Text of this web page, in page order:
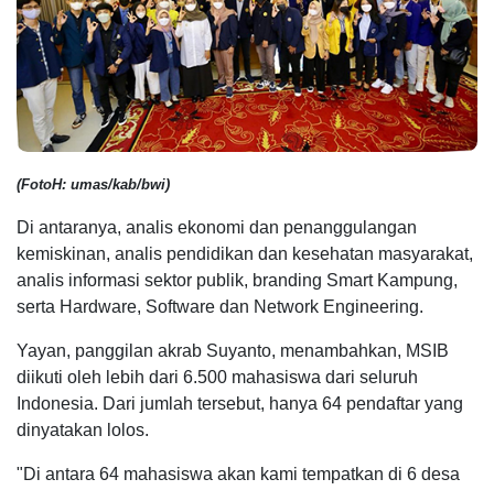
(FotoH: umas/kab/bwi)
Di antaranya, analis ekonomi dan penanggulangan
kemiskinan, analis pendidikan dan kesehatan masyarakat,
analis informasi sektor publik, branding Smart Kampung,
serta Hardware, Software dan Network Engineering.
Yayan, panggilan akrab Suyanto, menambahkan, MSIB
diikuti oleh lebih dari 6.500 mahasiswa dari seluruh
Indonesia. Dari jumlah tersebut, hanya 64 pendaftar yang
dinyatakan lolos.
"Di antara 64 mahasiswa akan kami tempatkan di 6 desa